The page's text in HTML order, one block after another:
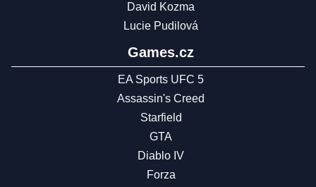
David Kozma
Lucie Pudilová
Games.cz
EA Sports UFC 5
Assassin's Creed
Starfield
GTA
Diablo IV
Forza